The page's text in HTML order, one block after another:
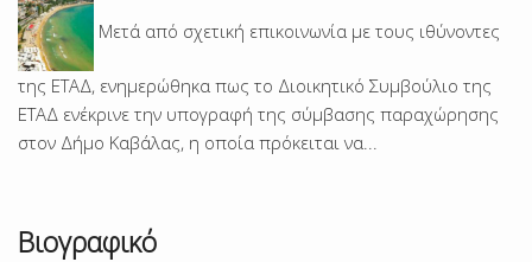
Μετά από σχετική επικοινωνία με τους ιθύνοντες
της ΕΤΑΔ, ενημερώθηκα πως το Διοικητικό Συμβούλιο της
ΕΤΑΔ ενέκρινε την υπογραφή της σύμβασης παραχώρησης
στον Δήμο Καβάλας, η οποία πρόκειται να...
Βιογραφικό